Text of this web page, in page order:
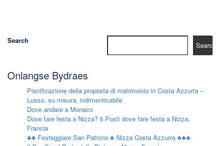
Search
Search
Onlangse Bydraes
Pianificazione della proposta di matrimonio in Costa Azzurra –
Lusso, su misura, indimenticabile
Dove andare a Monaco
Dove fare festa a Nizza? 6 Posti dove fare festa a Nizza,
Francia
♣♣ Festeggiare San Patrizio ♣ Nizza Costa Azzurra ♣♣♣